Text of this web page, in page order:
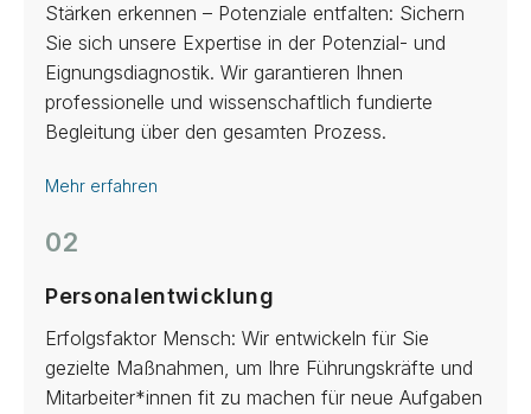
Stärken erkennen – Potenziale entfalten: Sichern
Sie sich unsere Expertise in der Potenzial- und
Eignungsdiagnostik. Wir garantieren Ihnen
professionelle und wissenschaftlich fundierte
Begleitung über den gesamten Prozess.
Mehr erfahren
02
Personalentwicklung
Erfolgsfaktor Mensch: Wir entwickeln für Sie
gezielte Maßnahmen, um Ihre Führungskräfte und
Mitarbeiter*innen fit zu machen für neue Aufgaben